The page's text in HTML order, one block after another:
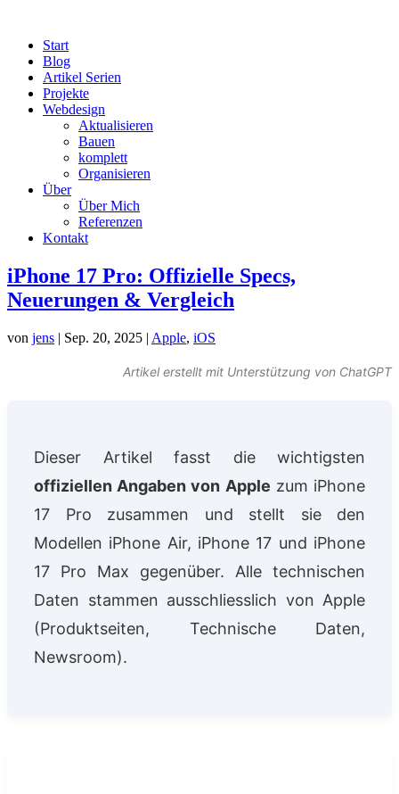
Start
Blog
Artikel Serien
Projekte
Webdesign
Aktualisieren
Bauen
komplett
Organisieren
Über
Über Mich
Referenzen
Kontakt
iPhone 17 Pro: Offizielle Specs,
Neuerungen & Vergleich
von jens | Sep. 20, 2025 | Apple, iOS
Artikel erstellt mit Unterstützung von ChatGPT
Dieser Artikel fasst die wichtigsten
offiziellen Angaben von Apple zum iPhone
17 Pro zusammen und stellt sie den
Modellen iPhone Air, iPhone 17 und iPhone
17 Pro Max gegenüber. Alle technischen
Daten stammen ausschliesslich von Apple
(Produktseiten, Technische Daten,
Newsroom).